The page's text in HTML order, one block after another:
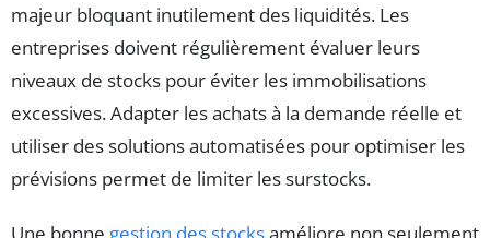
majeur bloquant inutilement des liquidités. Les
entreprises doivent régulièrement évaluer leurs
niveaux de stocks pour éviter les immobilisations
excessives. Adapter les achats à la demande réelle et
utiliser des solutions automatisées pour optimiser les
prévisions permet de limiter les surstocks.
Une bonne gestion des stocksaméliore non seulement